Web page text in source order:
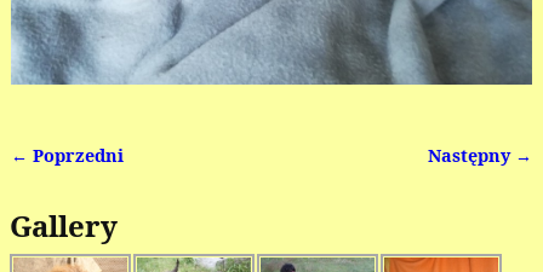
← Poprzedni Następny →
Gallery